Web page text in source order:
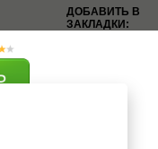
ДОБАВИТЬ В
ЗАКЛАДКИ: